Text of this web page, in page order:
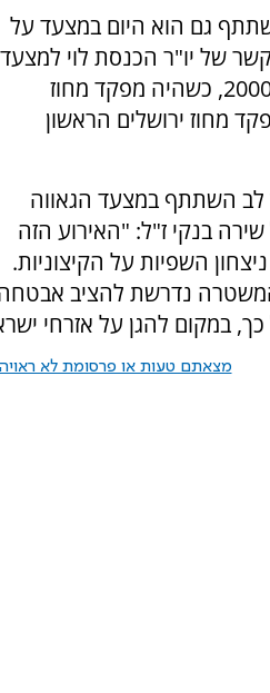
גם הוא היום במצעד על
של יו"ר הכנסת לוי למצעד
התחיל עוד מראשית שנות ה2000, כשהיה מפקד מחוז
מחוז ירושלים הראשון
לב השתתף במצעד הגאווה
בנקי ז"ל: "האירוע הזה
השפיות על הקיצוניות.
מאוד שבשנת 2022, המשטרה נדרשת להציב
כך, במקום להגן על אזרחי
מצאתם טעות או פרסומת לא